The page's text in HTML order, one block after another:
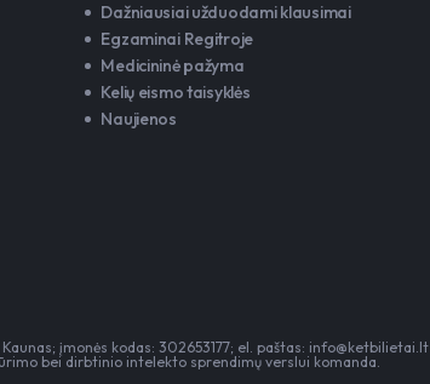
Dažniausiai užduodami klausimai
Egzaminai Regitroje
Medicininė pažyma
Kelių eismo taisyklės
Naujienos
įmonės kodas: 302653177; el. paštas: info@ketbilietai.lt
bei dirbtinio intelekto sprendimų verslui komanda.